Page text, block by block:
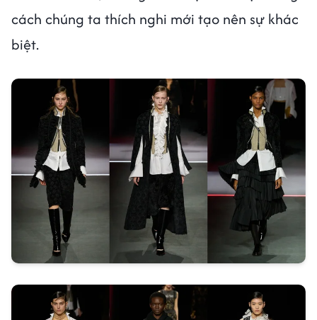
cách chúng ta thích nghi mới tạo nên sự khác
biệt.